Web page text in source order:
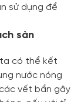
sử dụng để
sàn
có thể kết
nước nóng
vết bẩn gây